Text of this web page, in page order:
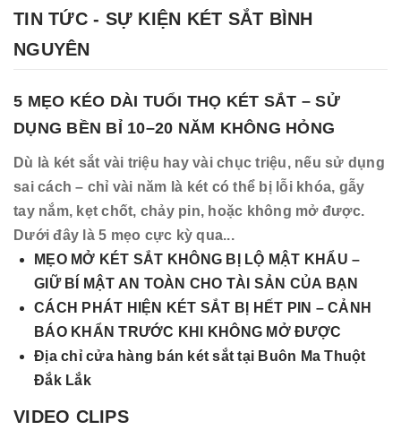
TIN TỨC - SỰ KIỆN KÉT SẮT BÌNH
NGUYÊN
5 MẸO KÉO DÀI TUỔI THỌ KÉT SẮT – SỬ
DỤNG BỀN BỈ 10–20 NĂM KHÔNG HỎNG
Dù là két sắt vài triệu hay vài chục triệu, nếu sử dụng
sai cách – chỉ vài năm là két có thể bị lỗi khóa, gẫy
tay nắm, kẹt chốt, chảy pin, hoặc không mở được.
Dưới đây là 5 mẹo cực kỳ qua...
MẸO MỞ KÉT SẮT KHÔNG BỊ LỘ MẬT KHẨU –
GIỮ BÍ MẬT AN TOÀN CHO TÀI SẢN CỦA BẠN
CÁCH PHÁT HIỆN KÉT SẮT BỊ HẾT PIN – CẢNH
BÁO KHẨN TRƯỚC KHI KHÔNG MỞ ĐƯỢC
Địa chỉ cửa hàng bán két sắt tại Buôn Ma Thuột
Đắk Lắk
VIDEO CLIPS